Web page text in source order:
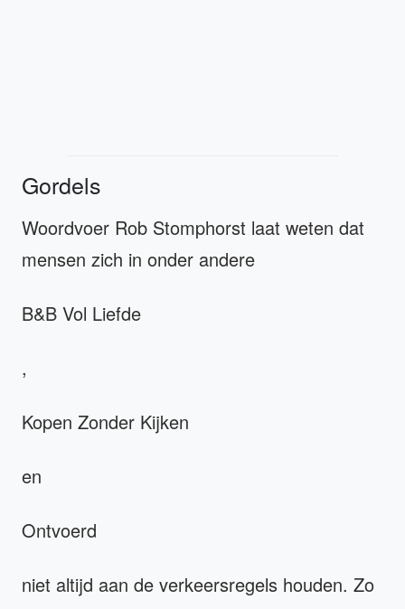
Gordels
Woordvoer Rob Stomphorst laat weten dat
mensen zich in onder andere
B&B Vol Liefde
,
Kopen Zonder Kijken
en
Ontvoerd
niet altijd aan de verkeersregels houden. Zo